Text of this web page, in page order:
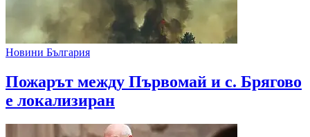
Новини България
Пожарът между Първомай и с. Брягово
е локализиран